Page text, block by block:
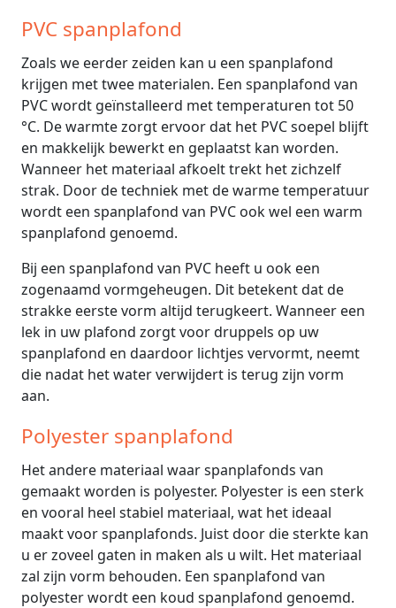
PVC spanplafond
Zoals we eerder zeiden kan u een spanplafond
krijgen met twee materialen. Een spanplafond van
PVC wordt geïnstalleerd met temperaturen tot 50
°C. De warmte zorgt ervoor dat het PVC soepel blijft
en makkelijk bewerkt en geplaatst kan worden.
Wanneer het materiaal afkoelt trekt het zichzelf
strak. Door de techniek met de warme temperatuur
wordt een spanplafond van PVC ook wel een warm
spanplafond genoemd.
Bij een spanplafond van PVC heeft u ook een
zogenaamd vormgeheugen. Dit betekent dat de
strakke eerste vorm altijd terugkeert. Wanneer een
lek in uw plafond zorgt voor druppels op uw
spanplafond en daardoor lichtjes vervormt, neemt
die nadat het water verwijdert is terug zijn vorm
aan.
Polyester spanplafond
Het andere materiaal waar spanplafonds van
gemaakt worden is polyester. Polyester is een sterk
en vooral heel stabiel materiaal, wat het ideaal
maakt voor spanplafonds. Juist door die sterkte kan
u er zoveel gaten in maken als u wilt. Het materiaal
zal zijn vorm behouden. Een spanplafond van
polyester wordt een koud spanplafond genoemd.